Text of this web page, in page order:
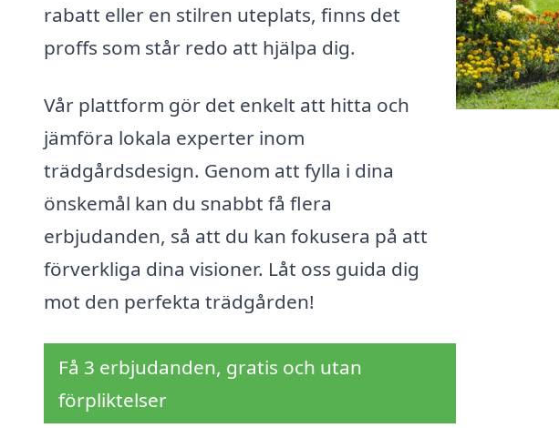
rabatt eller en stilren uteplats, finns det
proffs som står redo att hjälpa dig.
Vår plattform gör det enkelt att hitta och
jämföra lokala experter inom
trädgårdsdesign. Genom att fylla i dina
önskemål kan du snabbt få flera
erbjudanden, så att du kan fokusera på att
förverkliga dina visioner. Låt oss guida dig
mot den perfekta trädgården!
Få 3 erbjudanden, gratis och utan
förpliktelser